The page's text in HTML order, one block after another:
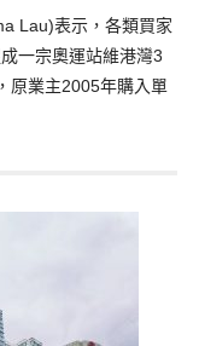
Lau)表示，各類買家
一宗奧運站維港灣3
原業主2005年購入單